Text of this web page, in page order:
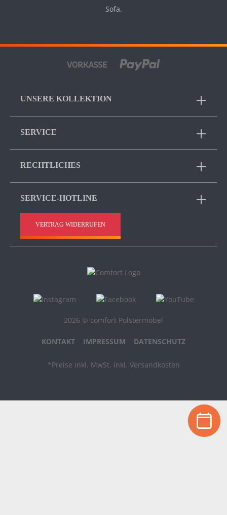
Sofa.
UNSERE KOLLEKTION
SERVICE
RECHTLICHES
SERVICE-HOTLINE
VERTRAG WIDERRUFEN
2026 © comfort Polstermöbel
KONTAKT IMPRESSUM DATENSCHUTZ
*Preise inkl. MwSt. inkl. Versandkosten